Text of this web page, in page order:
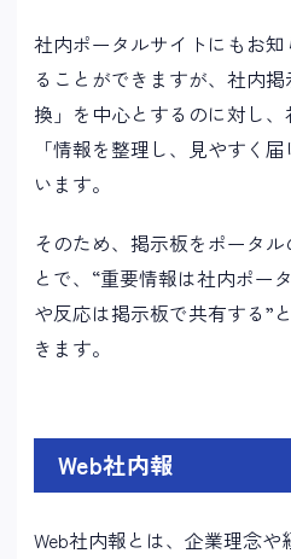
社内ポータルサイトにもお
ることができますが、社内
換」を中心とするのに対し
「情報を整理し、見やすく
います。
そのため、掲示板をポータ
とで、“重要情報は社内ポー
や反応は掲示板で共有する”
きます。
Web社内報
Web社内報とは、企業理念